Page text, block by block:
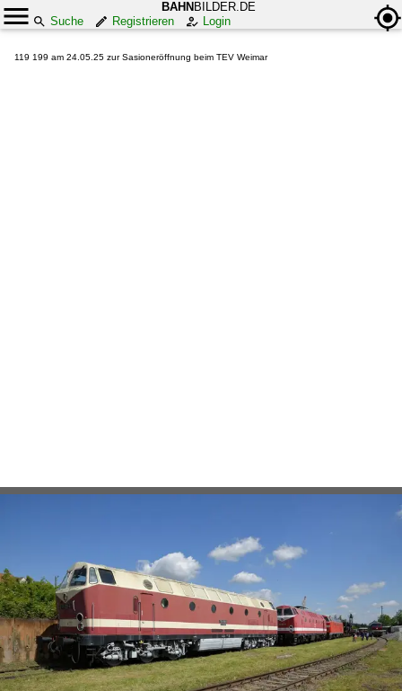
BAHN BILDER.DE
Suche
Registrieren Login
119 199 am 24.05.25 zur Sasioneröffnung beim TEV Weimar